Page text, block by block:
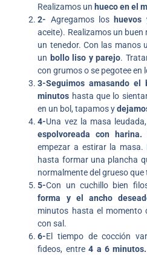
Realizamos un hueco en el
2- Agregamos los huevos
aceite). Realizamos un
un tenedor. Con las manos
un bollo liso y parejo.
con grumos o se pegotee en
3-Seguimos amasando el
minutos hasta que lo
en un bol, tapamos y
4-Una vez la masa
espolvoreada con harina.
empezar a estirar la
hasta formar una plancha
normalmente del grueso
5-Con un cuchillo bien
forma y el ancho
minutos hasta el momento
con sal.
6-El tiempo de cocción
fideos, entre4 a 6 minutos.